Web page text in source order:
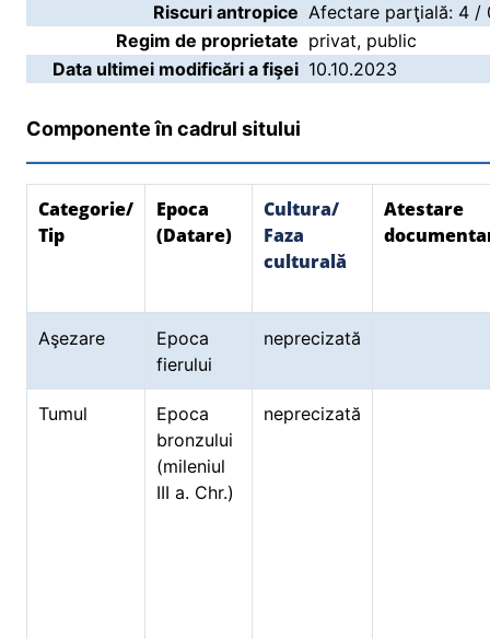
Riscuri antropice Afectare parţială: 4 /
Regim de proprietate privat, public
Data ultimei modificări a fişei 10.10.2023
Componente în cadrul sitului
Categorie/
Tip
Epoca
(Datare)
Cultura/
Faza
culturală
Atestare
Aşezare
Epoca
fierului
neprecizată
Tumul
Epoca
bronzului
(mileniul
III a. Chr.)
neprecizată